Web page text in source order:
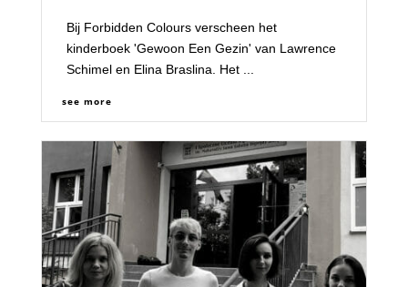
Bij Forbidden Colours verscheen het
kinderboek 'Gewoon Een Gezin' van Lawrence
Schimel en Elina Braslina. Het ...
see more